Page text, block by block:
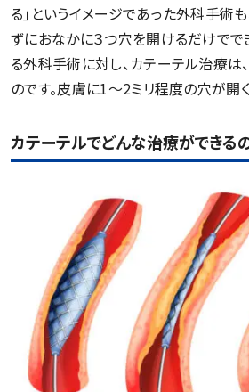
る｣というイメージであった外科手術
ずにおなかに３つ穴を開けるだけでで
る外科手術に対し、カテーテル治療は
のです。皮膚に1〜2ミリ程度の穴が開
カテーテルでどんな治療ができる